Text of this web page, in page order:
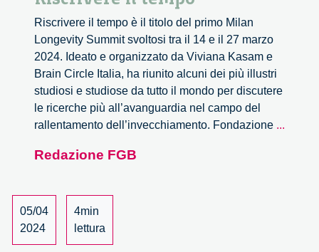
Riscrivere il tempo è il titolo del primo Milan
Longevity Summit svoltosi tra il 14 e il 27 marzo
2024. Ideato e organizzato da Viviana Kasam e
Brain Circle Italia, ha riunito alcuni dei più illustri
studiosi e studiose da tutto il mondo per discutere
le ricerche più all’avanguardia nel campo del
rallentamento dell’invecchiamento. Fondazione ...
Redazione FGB
05/04
2024
4min
lettura